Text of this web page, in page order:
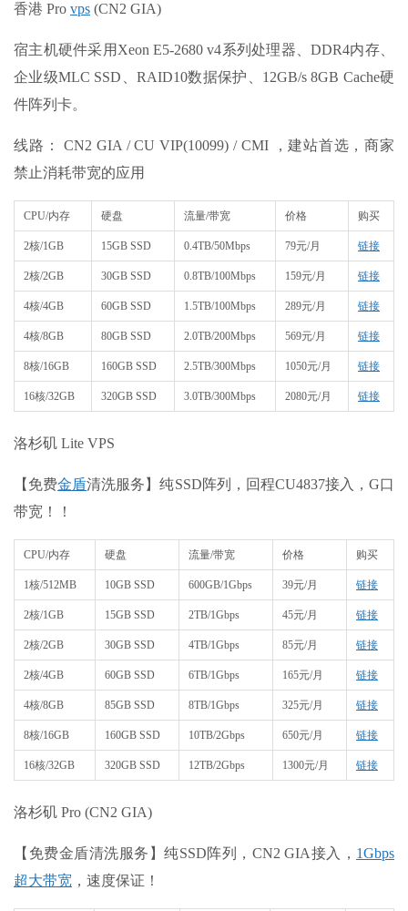
香港 Pro vps (CN2 GIA)
宿主机硬件采用Xeon E5-2680 v4系列处理器、DDR4内存、
企业级MLC SSD、RAID10数据保护、12GB/s 8GB Cache硬
件阵列卡。
线路： CN2 GIA / CU VIP(10099) / CMI ，建站首选，商家
禁止消耗带宽的应用
CPU/内存 硬盘 流量/带宽 价格 购买
2核/1GB 15GB SSD 0.4TB/50Mbps 79元/月 链接
2核/2GB 30GB SSD 0.8TB/100Mbps 159元/月 链接
4核/4GB 60GB SSD 1.5TB/100Mbps 289元/月 链接
4核/8GB 80GB SSD 2.0TB/200Mbps 569元/月 链接
8核/16GB 160GB SSD 2.5TB/300Mbps 1050元/月 链接
16核/32GB 320GB SSD 3.0TB/300Mbps 2080元/月 链接
洛杉矶 Lite VPS
【免费金盾清洗服务】纯SSD阵列，回程CU4837接入，G口
带宽！！
CPU/内存 硬盘 流量/带宽 价格 购买
1核/512MB 10GB SSD 600GB/1Gbps 39元/月 链接
2核/1GB 15GB SSD 2TB/1Gbps 45元/月 链接
2核/2GB 30GB SSD 4TB/1Gbps 85元/月 链接
2核/4GB 60GB SSD 6TB/1Gbps 165元/月 链接
4核/8GB 85GB SSD 8TB/1Gbps 325元/月 链接
8核/16GB 160GB SSD 10TB/2Gbps 650元/月 链接
16核/32GB 320GB SSD 12TB/2Gbps 1300元/月 链接
洛杉矶 Pro (CN2 GIA)
【免费金盾清洗服务】纯SSD阵列，CN2 GIA接入， 1Gbps
超大带宽 ，速度保证！